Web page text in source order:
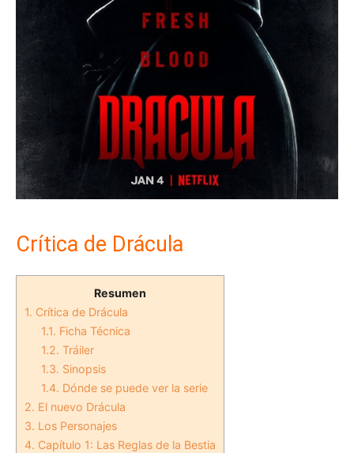
Crítica de Drácula
Resumen
1. Crítica de Drácula
1.1. Ficha Técnica
1.2. Tráiler
1.3. Sinopsis
1.4. Dónde se puede ver la serie
2. El nuevo Drácula
3. Los Personajes
4. Capítulo 1: Las Reglas de la Bestia